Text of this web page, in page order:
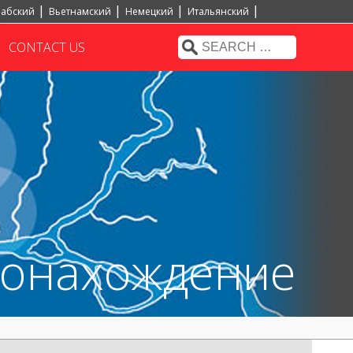
Вьетнамский Немецкий
Итальянский
CONTACT US